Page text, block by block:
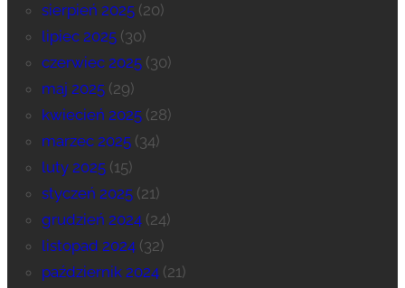
sierpień 2025(20)
lipiec 2025(30)
czerwiec 2025(30)
maj 2025(29)
kwiecień 2025(28)
marzec 2025(34)
luty 2025(15)
styczeń 2025(21)
grudzień 2024(24)
listopad 2024(32)
październik 2024(21)